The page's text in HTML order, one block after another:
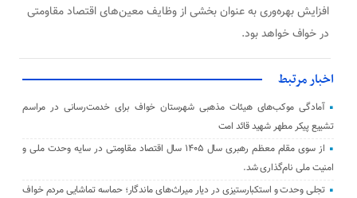
افزایش بهره‌وری به عنوان بخشی از وظایف معین‌های اقتصاد مقاومتی
در خواف خواهد بود.
اخبار مرتبط
آمادگی موکب‌های هیئات مذهبی شهرستان خواف برای خدمت‌رسانی در مراسم
تشییع پیکر مطهر شهید قائد امت
از سوی مقام معظم رهبری سال ۱۴۰۵ سال اقتصاد مقاومتی در سایه وحدت ملی و
امنیت ملی نام‌گذاری شد.
تجلی وحدت و استکبارستیزی در دیار میراث‌های ماندگار؛ حماسه تماشایی مردم خواف